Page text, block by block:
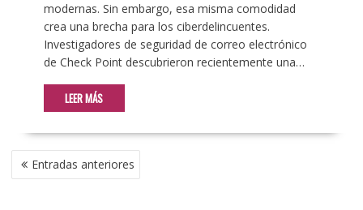
modernas. Sin embargo, esa misma comodidad
crea una brecha para los ciberdelincuentes.
Investigadores de seguridad de correo electrónico
de Check Point descubrieron recientemente una…
LEER MÁS
NAVEGACIÓN
DE Entradas anteriores